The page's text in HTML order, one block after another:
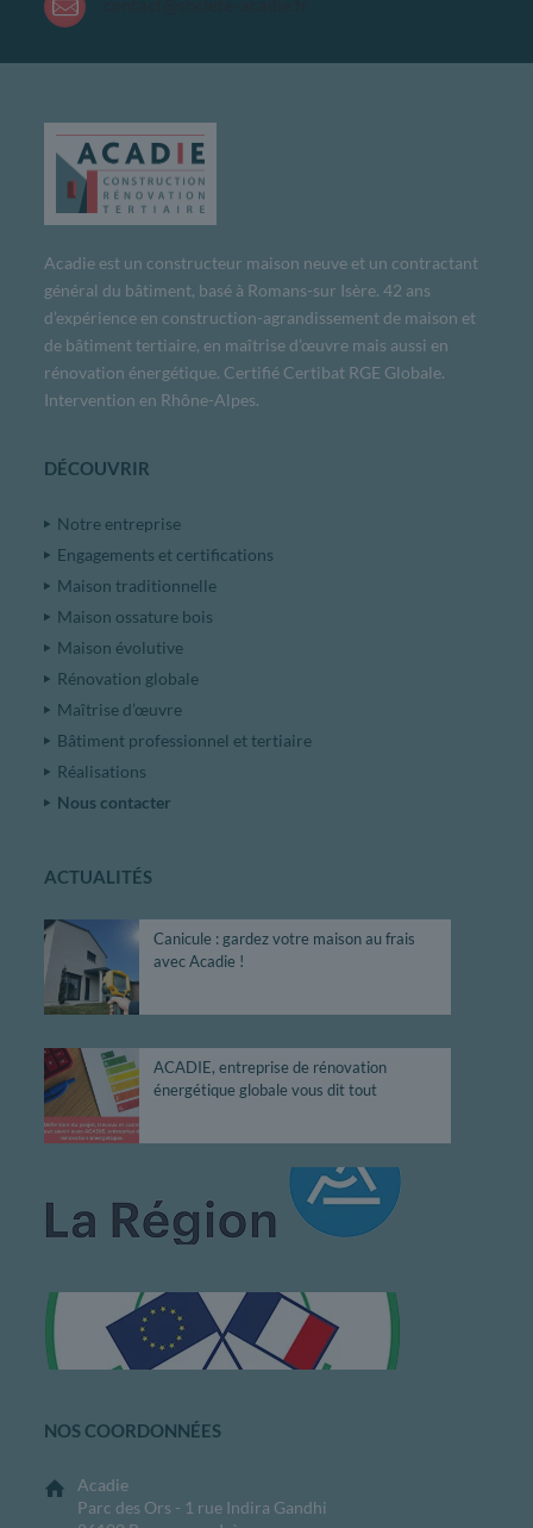
Acadie est un constructeur maison neuve et un contractant
général du bâtiment, basé à Romans-sur Isère. 42 ans
d’expérience en construction-agrandissement de maison et
de bâtiment tertiaire, en maîtrise d’œuvre mais aussi en
rénovation énergétique. Certifié Certibat RGE Globale.
Intervention en Rhône-Alpes.
DÉCOUVRIR
Notre entreprise
Engagements et certifications
Maison traditionnelle
Maison ossature bois
Maison évolutive
Rénovation globale
Maîtrise d’œuvre
Bâtiment professionnel et tertiaire
Réalisations
Nous contacter
ACTUALITÉS
Canicule : gardez votre maison au frais
avec Acadie !
ACADIE, entreprise de rénovation
énergétique globale vous dit tout
NOS COORDONNÉES
Acadie
Parc des Ors - 1 rue Indira Gandhi